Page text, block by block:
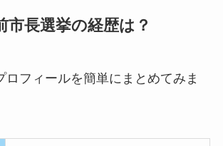
市長選挙の経歴は？
ロフィールを簡単にまとめてみま